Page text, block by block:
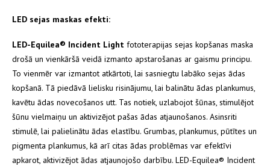
LED sejas maskas efekti:
LED-Equilea® Incident Light fototerapijas sejas kopšanas maska
drošā un vienkāršā veidā izmanto apstarošanas ar gaismu principu.
To vienmēr var izmantot atkārtoti, lai sasniegtu labāko sejas ādas
kopšanā. Tā piedāvā lielisku risinājumu, lai balinātu ādas plankumus,
kavētu ādas novecošanos utt. Tas notiek, uzlabojot šūnas, stimulējot
šūnu vielmaiņu un aktivizējot pašas ādas atjaunošanos. Asinsriti
stimulē, lai palielinātu ādas elastību. Grumbas, plankumus, pūtītes un
pigmenta plankumus, kā arī citas ādas problēmas var efektīvi
apkarot, aktivizējot ādas atjaunojošo darbību. LED-Equilea® Incident